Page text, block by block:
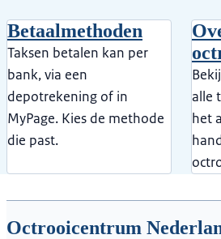
Betaalmethoden
Taksen betalen kan per
bank, via een
depotrekening of in
MyPage. Kies de methode
die past.
alle
het
Octrooicentrum